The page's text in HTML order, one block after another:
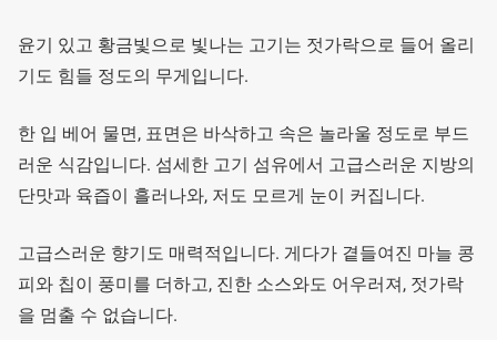
윤기 있고 황금빛으로 빛나는 고기는 젓가락으로 들어 올리
기도 힘들 정도의 무게입니다.
한 입 베어 물면, 표면은 바삭하고 속은 놀라울 정도로 부드
러운 식감입니다. 섬세한 고기 섬유에서 고급스러운 지방의
단맛과 육즙이 흘러나와, 저도 모르게 눈이 커집니다.
고급스러운 향기도 매력적입니다. 게다가 곁들여진 마늘 콩
피와 칩이 풍미를 더하고, 진한 소스와도 어우러져, 젓가락
을 멈출 수 없습니다.